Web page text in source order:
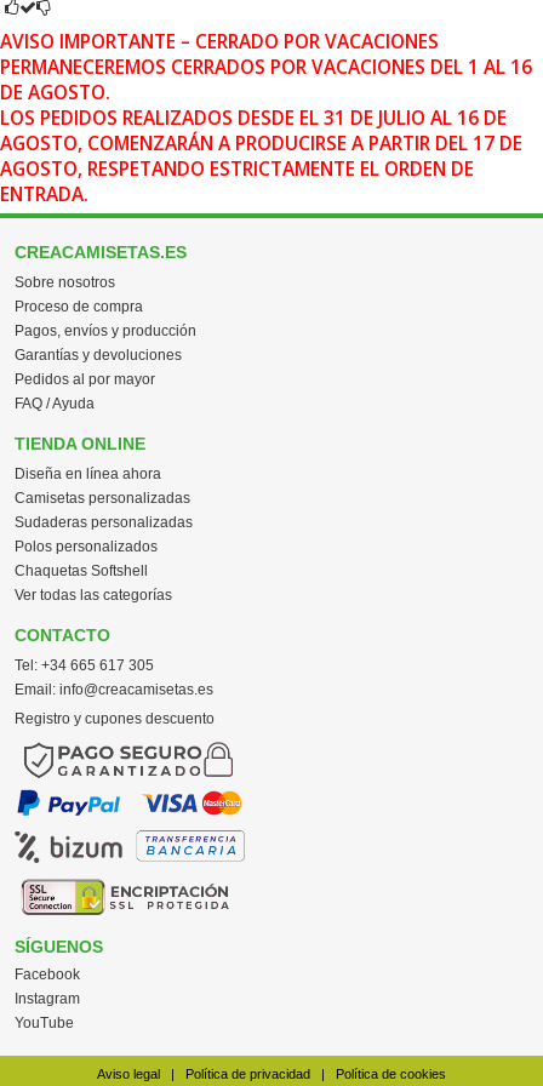
AVISO IMPORTANTE – CERRADO POR VACACIONES
PERMANECEREMOS CERRADOS POR VACACIONES DEL 1 AL 16
DE AGOSTO.
LOS PEDIDOS REALIZADOS DESDE EL 31 DE JULIO AL 16 DE
AGOSTO, COMENZARÁN A PRODUCIRSE A PARTIR DEL 17 DE
AGOSTO, RESPETANDO ESTRICTAMENTE EL ORDEN DE
ENTRADA.
CREACAMISETAS.ES
Sobre nosotros
Proceso de compra
Pagos, envíos y producción
Garantías y devoluciones
Pedidos al por mayor
FAQ / Ayuda
TIENDA ONLINE
Diseña en línea ahora
Camisetas personalizadas
Sudaderas personalizadas
Polos personalizados
Chaquetas Softshell
Ver todas las categorías
CONTACTO
Tel: +34 665 617 305
Email: info@creacamisetas.es
Registro y cupones descuento
SÍGUENOS
Facebook
Instagram
YouTube
Aviso legal | Política de privacidad |
Política de cookies